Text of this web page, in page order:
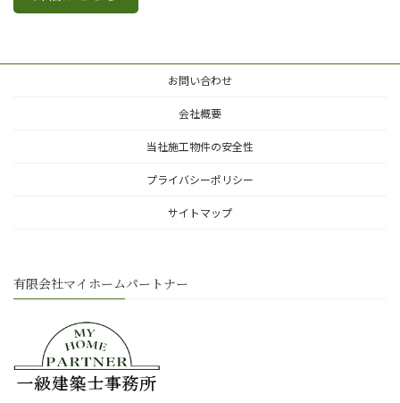
お問い合わせ
会社概要
当社施工物件の安全性
プライバシーポリシー
サイトマップ
有限会社マイホームパートナー